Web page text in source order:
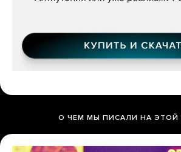
О ЧЕМ МЫ ПИСАЛИ НА ЭТОЙ